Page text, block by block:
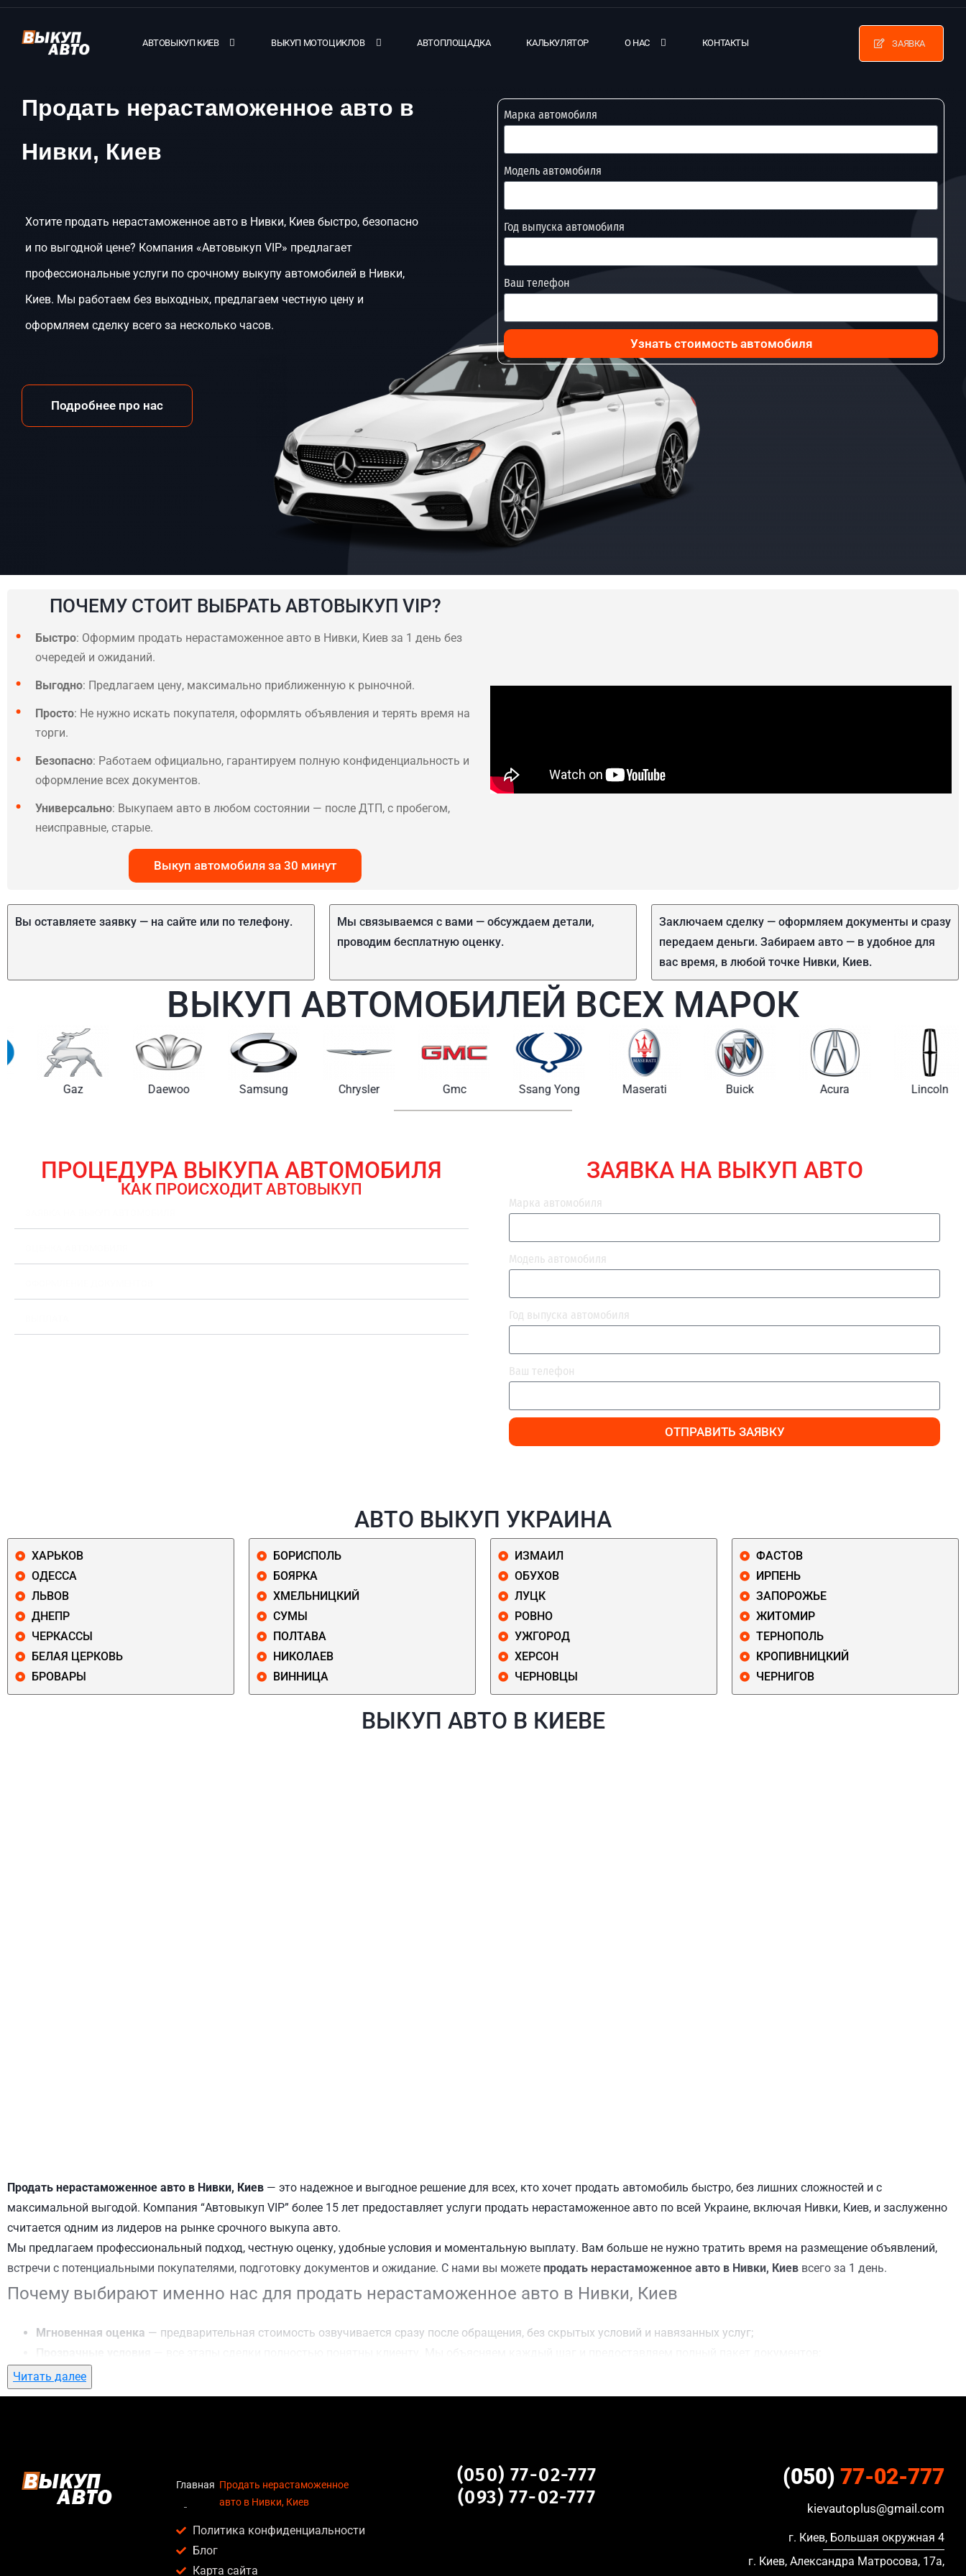
АВТОВЫКУП КИЕВ ВЫКУП МОТОЦИКЛОВ АВТОПЛОЩАДКА КАЛЬКУЛЯТОР О НАС КОНТАКТЫ ЗАЯВКА
Продать нерастаможенное авто в
Нивки, Киев
Хотите продать нерастаможенное авто в Нивки, Киев быстро, безопасно
и по выгодной цене? Компания «Автовыкуп VIP» предлагает
профессиональные услуги по срочному выкупу автомобилей в Нивки,
Киев. Мы работаем без выходных, предлагаем честную цену и
оформляем сделку всего за несколько часов.
Подробнее про нас
Марка автомобиля
Модель автомобиля
Год выпуска автомобиля
Ваш телефон
Узнать стоимость автомобиля
ПОЧЕМУ СТОИТ ВЫБРАТЬ АВТОВЫКУП VIP?
Быстро: Оформим продать нерастаможенное авто в Нивки, Киев за 1 день без
очередей и ожиданий.
Выгодно: Предлагаем цену, максимально приближенную к рыночной.
Просто: Не нужно искать покупателя, оформлять объявления и терять время на
торги.
Безопасно: Работаем официально, гарантируем полную конфиденциальность и
оформление всех документов.
Универсально: Выкупаем авто в любом состоянии — после ДТП, с пробегом,
неисправные, старые.
Выкуп автомобиля за 30 минут
Вы оставляете заявку — на сайте или по телефону.
Мы связываемся с вами — обсуждаем детали,
проводим бесплатную оценку.
Заключаем сделку — оформляем документы и сразу
передаем деньги. Забираем авто — в удобное для
вас время, в любой точке Нивки, Киев.
ВЫКУП АВТОМОБИЛЕЙ ВСЕХ МАРОК
Gaz Daewoo Samsung Chrysler Gmc Ssang Yong Maserati Buick Acura Lincoln
ПРОЦЕДУРА ВЫКУПА АВТОМОБИЛЯ
КАК ПРОИСХОДИТ АВТОВЫКУП
ЗАЯВКА НА ВЫКУП АВТО
Марка автомобиля
Модель автомобиля
Год выпуска автомобиля
Ваш телефон
ОТПРАВИТЬ ЗАЯВКУ
АВТО ВЫКУП УКРАИНА
ХАРЬКОВ
ОДЕССА
ЛЬВОВ
ДНЕПР
ЧЕРКАССЫ
БЕЛАЯ ЦЕРКОВЬ
БРОВАРЫ
БОРИСПОЛЬ
БОЯРКА
ХМЕЛЬНИЦКИЙ
СУМЫ
ПОЛТАВА
НИКОЛАЕВ
ВИННИЦА
ИЗМАИЛ
ОБУХОВ
ЛУЦК
РОВНО
УЖГОРОД
ХЕРСОН
ЧЕРНОВЦЫ
ФАСТОВ
ИРПЕНЬ
ЗАПОРОЖЬЕ
ЖИТОМИР
ТЕРНОПОЛЬ
КРОПИВНИЦКИЙ
ЧЕРНИГОВ
ВЫКУП АВТО В КИЕВЕ
Продать нерастаможенное авто в Нивки, Киев — это надежное и выгодное решение для всех, кто хочет продать автомобиль быстро, без лишних сложностей и с
максимальной выгодой. Компания “Автовыкуп VIP” более 15 лет предоставляет услуги продать нерастаможенное авто по всей Украине, включая Нивки, Киев, и заслуженно
считается одним из лидеров на рынке срочного выкупа авто.
Мы предлагаем профессиональный подход, честную оценку, удобные условия и моментальную выплату. Вам больше не нужно тратить время на размещение объявлений,
встречи с потенциальными покупателями, подготовку документов и ожидание. С нами вы можете продать нерастаможенное авто в Нивки, Киев всего за 1 день.
Почему выбирают именно нас для продать нерастаможенное авто в Нивки, Киев
Мгновенная оценка — предварительная стоимость озвучивается сразу после обращения, без скрытых условий и навязанных услуг;
Гибкий подход
Честные цены— предлагаем до 95% от рыночной стоимости даже за авто после аварии или с пробегом;
Кому подойдет продать нерастаможенное авто в Нивки, Киев
Услуга продать нерастаможенное авто в Нивки, Киев актуальна для:
Владельцев автомобилей после аварии, когда восстановление экономически нецелесообразно;
Читать далее
Главная Продать нерастаможенное
авто в Нивки, Киев
Политика конфиденциальности
Блог
Карта сайта
(050) 77-02-777
(093) 77-02-777
(050) 77-02-777
kievautoplus@gmail.com
г. Киев, Большая окружная 4
г. Киев, Александра Матросова, 17а,